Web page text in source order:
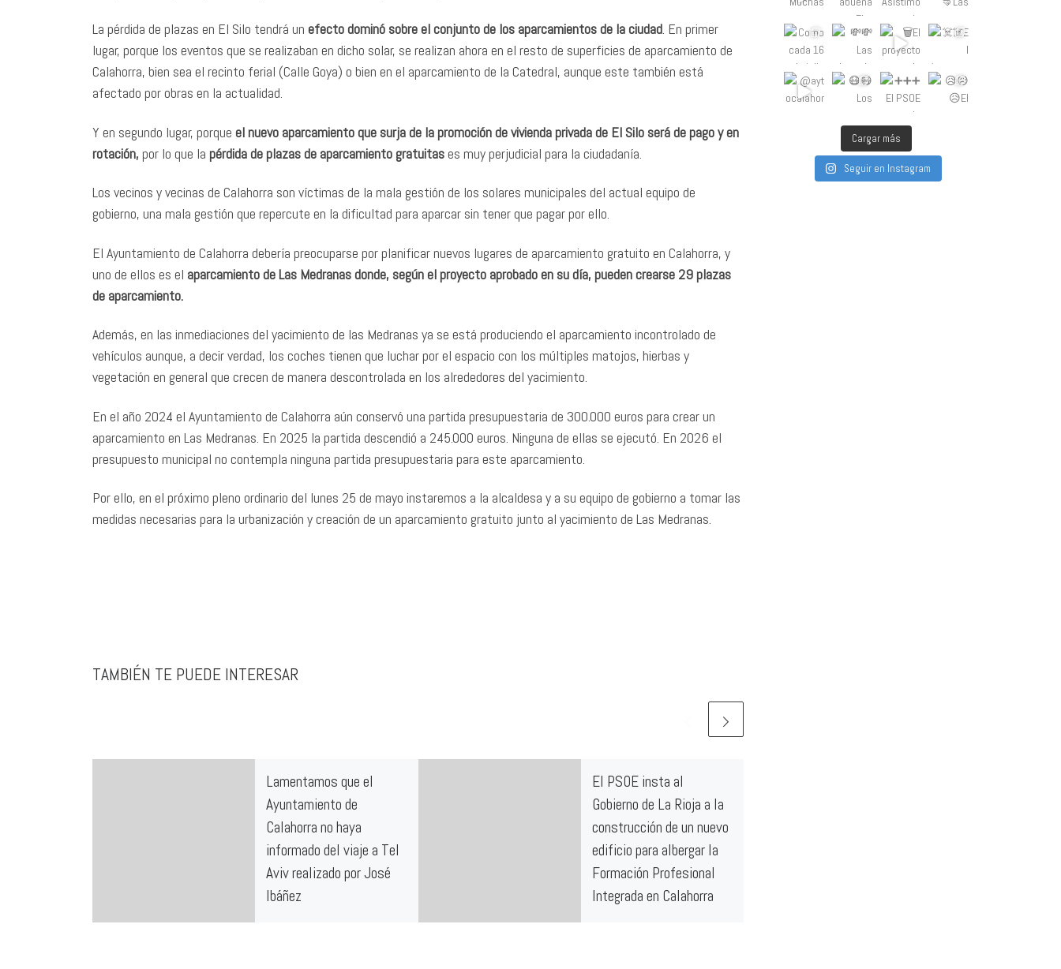
La pérdida de plazas en El Silo tendrá un efecto dominó sobre el conjunto de los aparcamientos de la ciudad. En primer
lugar, porque los eventos que se realizaban en dicho solar, se realizan ahora en el resto de superficies de aparcamiento de
Calahorra, bien sea el recinto ferial (Calle Goya) o bien en el aparcamiento de la Catedral, aunque este también está
afectado por obras en la actualidad.
Y en segundo lugar, porque el nuevo aparcamiento que surja de la promoción de vivienda privada de El Silo será de pago y en
rotación, por lo que la pérdida de plazas de aparcamiento gratuitases muy perjudicial para la ciudadanía.
Los vecinos y vecinas de Calahorra son víctimas de la mala gestión de los solares municipales del actual equipo de
gobierno, una mala gestión que repercute en la dificultad para aparcar sin tener que pagar por ello.
El Ayuntamiento de Calahorra debería preocuparse por planificar nuevos lugares de aparcamiento gratuito en Calahorra, y
uno de ellos es el aparcamiento de Las Medranas donde, según el proyecto aprobado en su día, pueden crearse 29 plazas
de aparcamiento.
Además, en las inmediaciones del yacimiento de las Medranas ya se está produciendo el aparcamiento incontrolado de
vehículos aunque, a decir verdad, los coches tienen que luchar por el espacio con los múltiples matojos, hierbas y
vegetación en general que crecen de manera descontrolada en los alrededores del yacimiento.
En el año 2024 el Ayuntamiento de Calahorra aún conservó una partida presupuestaria de 300.000 euros para crear un
aparcamiento en Las Medranas. En 2025 la partida descendió a 245.000 euros. Ninguna de ellas se ejecutó. En 2026 el
presupuesto municipal no contempla ninguna partida presupuestaria para este aparcamiento.
Por ello, en el próximo pleno ordinario del lunes 25 de mayo instaremos a la alcaldesa y a su equipo de gobierno a tomar las
medidas necesarias para la urbanización y creación de un aparcamiento gratuito junto al yacimiento de Las Medranas.
TAMBIÉN TE PUEDE INTERESAR
Lamentamos que el
Ayuntamiento de
Calahorra no haya
informado del viaje a Tel
Aviv realizado por José
Ibáñez
El PSOE insta al
Gobierno de La Rioja a la
construcción de un nuevo
edificio para albergar la
Formación Profesional
Integrada en Calahorra
Cargar más
Seguir en Instagram